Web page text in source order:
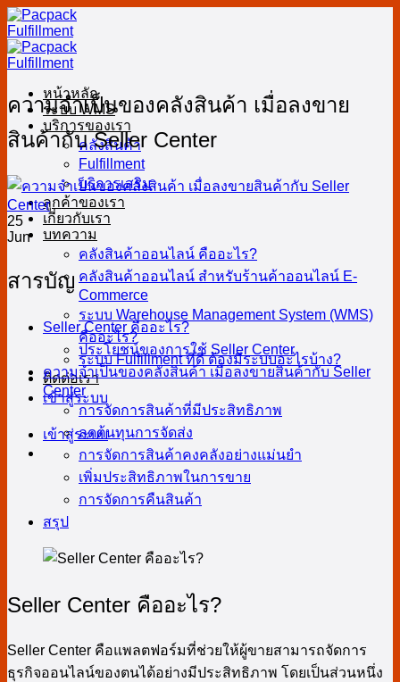
Skip
to
content
หน้าหลัก
ระบบ WMS
บริการของเรา
คลังสินค้า
Fulfillment
บริการเสริม
ลูกค้าของเรา
เกี่ยวกับเรา
บทความ
คลังสินค้าออนไลน์ คืออะไร?
คลังสินค้าออนไลน์ สำหรับร้านค้าออนไลน์ E-
Commerce
ระบบ Warehouse Management System (WMS)
คืออะไร?
ระบบ Fulfillment ที่ดี ต้องมีระบบอะไรบ้าง?
ติดต่อเรา
เข้าสู่ระบบ
เข้าสู่ระบบ
ความจำเป็นของคลังสินค้า เมื่อลงขาย
สินค้ากับ Seller Center
25
Jun
สารบัญ
Seller Center คืออะไร?
ประโยชน์ของการใช้ Seller Center
ความจำเป็นของคลังสินค้า เมื่อลงขายสินค้ากับ Seller
Center
การจัดการสินค้าที่มีประสิทธิภาพ
ลดต้นทุนการจัดส่ง
การจัดการสินค้าคงคลังอย่างแม่นยำ
เพิ่มประสิทธิภาพในการขาย
การจัดการคืนสินค้า
สรุป
Seller Center คืออะไร?
Seller Center คือแพลตฟอร์มที่ช่วยให้ผู้ขายสามารถจัดการ
ธุรกิจออนไลน์ของตนได้อย่างมีประสิทธิภาพ โดยเป็นส่วนหนึ่ง